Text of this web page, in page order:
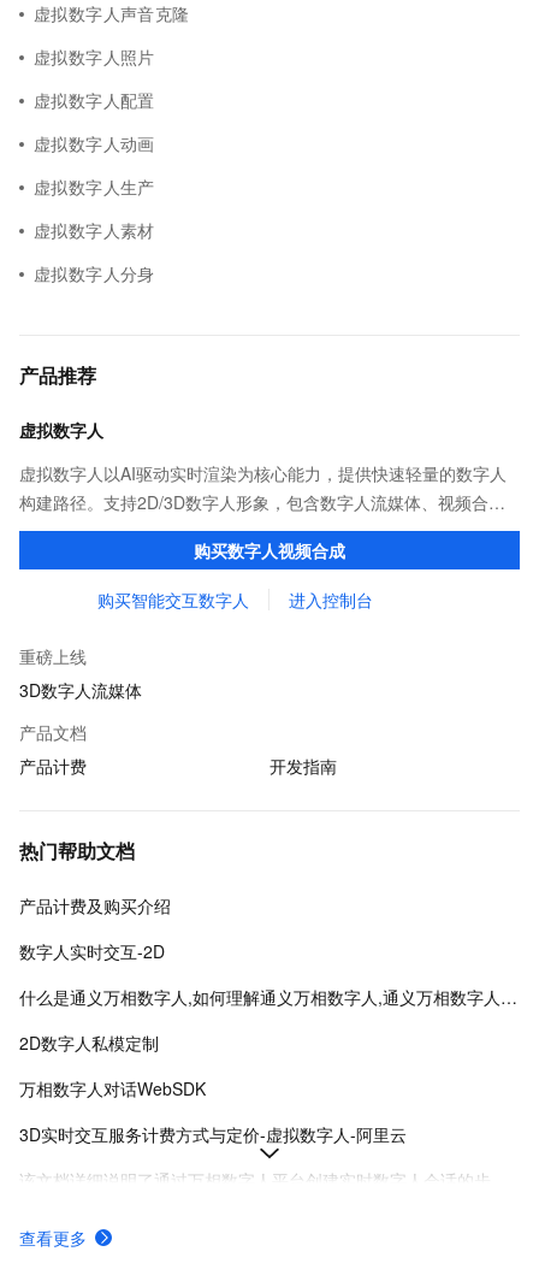
虚拟数字人声音克隆
虚拟数字人照片
虚拟数字人配置
虚拟数字人动画
虚拟数字人生产
虚拟数字人素材
虚拟数字人分身
产品推荐
虚拟数字人
虚拟数字人以AI驱动实时渲染为核心能力，提供快速轻量的数字人
构建路径。支持2D/3D数字人形象，包含数字人流媒体、视频合
成、形象创作与管理等功能，助力您开发生动智能、丰富多彩的数
购买数字人视频合成
购买智能交互数字人 进入控制台
重磅上线
3D数字人流媒体
产品文档
产品计费
开发指南
热门帮助文档
产品计费及购买介绍
数字人实时交互-2D
什么是通义万相数字人,如何理解通义万相数字人,通义万相数字人是什么
2D数字人私模定制
万相数字人对话WebSDK
3D实时交互服务计费方式与定价-虚拟数字人-阿里云
查看更多